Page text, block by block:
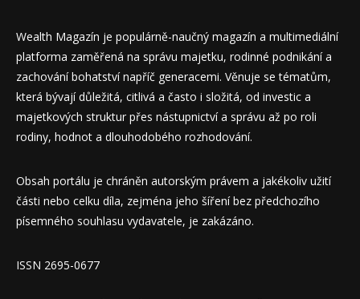
Wealth Magazín je populárně-naučný magazín a multimediální
platforma zaměřená na správu majetku, rodinné podnikání a
zachování bohatství napříč generacemi. Věnuje se tématům,
která bývají důležitá, citlivá a často i složitá, od investic a
majetkových struktur přes nástupnictví a správu až po roli
rodiny, hodnot a dlouhodobého rozhodování.
Obsah portálu je chráněn autorským právem a jakékoliv užití
části nebo celku díla, zejména jeho šíření bez předchozího
písemného souhlasu vydavatele, je zakázáno.
ISSN 2695-0677